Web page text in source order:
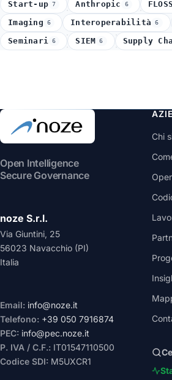
Start-up 7 Anthropic 6 FLOSS
Imaging 6 Interoperabilità 6
Seminari 6 SIEM 6 Supply
Open Intelligence
Secure Governance
noze S.r.l.
Via Giuntini, 25
56023 Navacchio (PI)
Italia
Email: info@noze.it
Telefono: +39 050 7916874
PEC: info@pec.noze.it
P. IVA / C.F.: IT01547110500
Codice SDI: M5UXCR1
Chi